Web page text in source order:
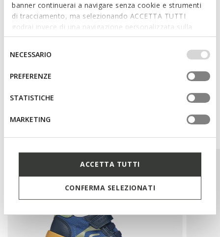
banner continuerai a navigare senza cookie e strumenti
di tracciamento, ma selezionando ACCETTA TUTTI
godrai invece di una navigazione personalizzata sulla
base dei tuoi gusti ed interessi. Selezionando
IMPOSTAZIONI potrai anche scegliere quali cookies ed
altri strumenti di tracciamento autorizzare. Per maggiori
informazioni o per modificare in qualsiasi momento le
tue impostazioni, visita la nostra
consenso
NECESSARIO
PREFERENZE
STATISTICHE
MARKETING
ACCETTA TUTTI
CONFERMA SELEZIONATI
Riptape fastening; Removable insole
Materials
Technologies
You may also like